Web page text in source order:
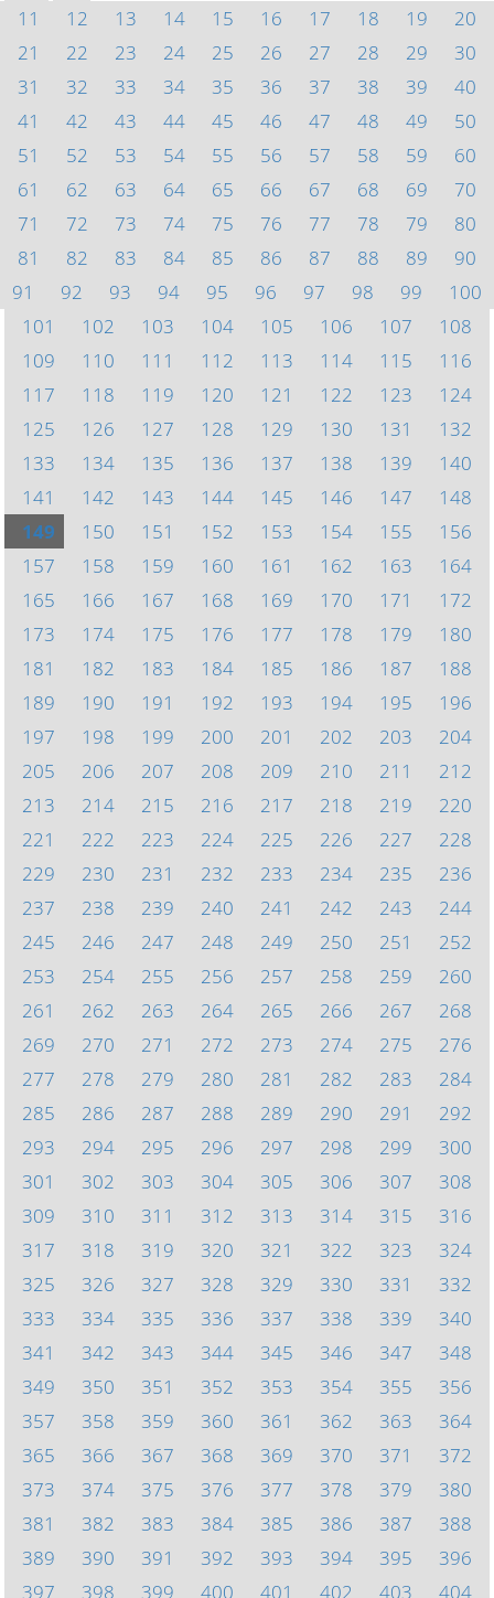
11
12 13 14 15 16 17 18 19
20
21
22 23 24 25 26 27 28 29
30
31
32 33 34 35 36 37 38 39
40
41
42 43 44 45 46 47 48 49
50
51
52 53 54 55 56 57 58 59
60
61
62 63 64 65 66 67 68 69
70
71
72 73 74 75 76 77 78 79
80
81
82 83 84 85 86 87 88 89
90
91
92 93 94 95 96 97 98 99
100
101
102 103 104 105 106 107
108
109
110 111 112 113 114 115
116
117
118 119 120 121 122 123
124
125
126 127 128 129 130 131
132
133
134 135 136 137 138 139
140
141
142 143 144 145 146 147
148
149
150 151 152 153 154 155
156
157
158 159 160 161 162 163
164
165
166 167 168 169 170 171
172
173
174 175 176 177 178 179
180
181
182 183 184 185 186 187
188
189
190 191 192 193 194 195
196
197
198 199 200 201 202 203
204
205
206 207 208 209 210 211
212
213
214 215 216 217 218 219
220
221
222 223 224 225 226 227
228
229
230 231 232 233 234 235
236
237
238 239 240 241 242 243
244
245
246 247 248 249 250 251
252
253
254 255 256 257 258 259
260
261
262 263 264 265 266 267
268
269
270 271 272 273 274 275
276
277
278 279 280 281 282 283
284
285
286 287 288 289 290 291
292
293
294 295 296 297 298 299
300
301
302 303 304 305 306 307
308
309
310 311 312 313 314 315
316
317
318 319 320 321 322 323
324
325
326 327 328 329 330 331
332
333
334 335 336 337 338 339
340
341
342 343 344 345 346 347
348
349
350 351 352 353 354 355
356
357
358 359 360 361 362 363
364
365
366 367 368 369 370 371
372
373
374 375 376 377 378 379
380
381
382 383 384 385 386 387
388
389
390 391 392 393 394 395
396
397
398 399 400 401 402 403 404